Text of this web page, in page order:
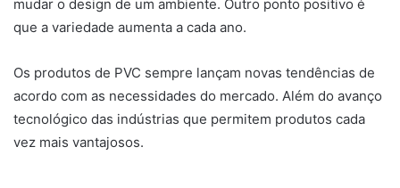
mudar o design de um ambiente. Outro ponto positivo é
que a variedade aumenta a cada ano.
Os produtos de PVC sempre lançam novas tendências de
acordo com as necessidades do mercado. Além do avanço
tecnológico das indústrias que permitem produtos cada
vez mais vantajosos.